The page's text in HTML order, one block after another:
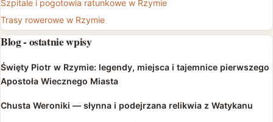
Szpitale i pogotowia ratunkowe w Rzymie
Trasy rowerowe w Rzymie
Blog - ostatnie wpisy
Święty Piotr w Rzymie: legendy, miejsca i tajemnice pierwszego
Apostoła Wiecznego Miasta
Chusta Weroniki — słynna i podejrzana relikwia z Watykanu